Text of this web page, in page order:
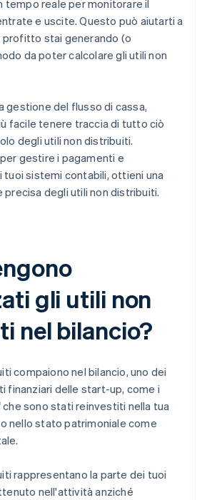
tempo reale per monitorare il
e uscite. Questo può aiutarti a
stai generando (o
da poter calcolare gli utili non
gestione del flusso di cassa,
facile tenere traccia di tutto ciò
degli utili non distribuiti.
gestire i pagamenti e
tuoi sistemi contabili, ottieni una
precisa degli utili non distribuiti.
gli utili non
nel bilancio?
compaiono nel bilancio, uno dei
finanziari delle start-up, come i
sono stati reinvestiti nella tua
nello stato patrimoniale come
rappresentano la parte dei tuoi
nell'attività anziché